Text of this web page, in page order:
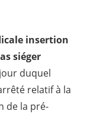
insertion
siéger
duquel
relatif à la
de la pré-